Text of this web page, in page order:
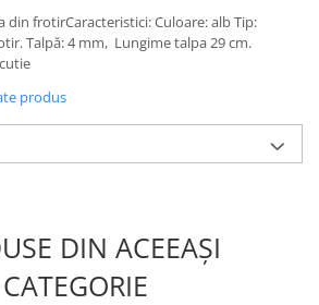
hartie
din frotirCaracteristici: Culoare: alb Tip:
Talpă: 4 mm, Lungime talpa 29 cm.
produs
DIN ACEEAȘI
CATEGORIE